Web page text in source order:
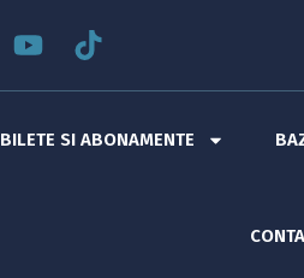
BILETE SI ABONAMENTE